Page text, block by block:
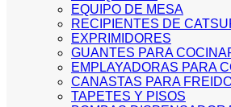
EQUIPO DE MESA
RECIPIENTES DE
EXPRIMIDORES
GUANTES PARA
EMPLAYADORAS PARA
CANASTAS PARA
TAPETES Y PISOS